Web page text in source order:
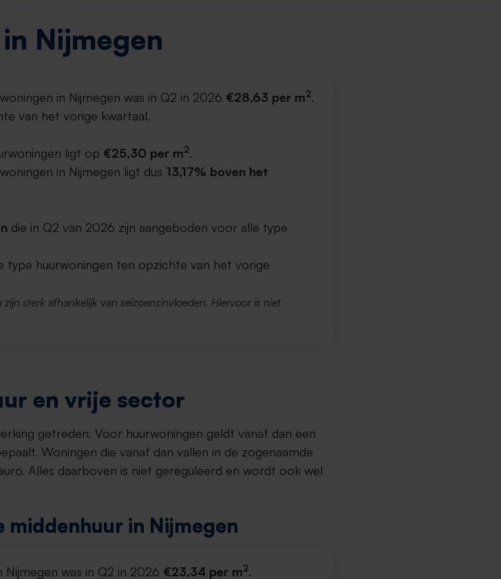
in Nijmegen
in Nijmegen was in Q2 in 2026 €28,63 per m2.
van het vorige kwartaal.
ligt op €25,30 per m2.
in Nijmegen ligt dus 13,17% boven het
die in Q2 van 2026 zijn aangeboden voor alle type
type huurwoningen ten opzichte van het vorige
sterk afhankelijk van seizoensinvloeden. Hiervoor is niet
en vrije sector
getreden. Voor huurwoningen geldt vanaf dan een
Woningen die vanaf dan vallen in de zogenaamde
Alles daarboven is niet gereguleerd en wordt ook wel
in Nijmegen
Nijmegen was in Q2 in 2026 €23,34 per m2.